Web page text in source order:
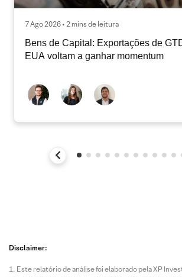
7 Ago 2026 • 2 mins de leitura
Bens de Capital: Exportações de
EUA voltam a ganhar momentum
Disclaimer:
Este relatório de análise foi elaborado pela XP